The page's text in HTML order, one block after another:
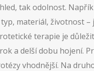
tak odolnost.
materiál, životnost
terapie je
a delší dobu hojení.
vhodnější. Na